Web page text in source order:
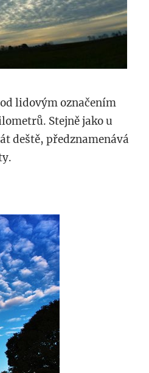
lidovým označením
Stejně jako u
deště, předznamenává